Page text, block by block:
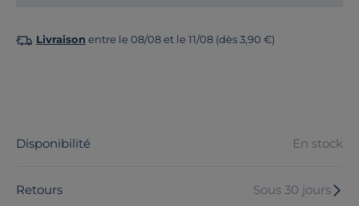
Livraison entre le 08/08 et le 11/08 (dès 3,90 €)
Disponibilité En stock
Retours Sous 30 jours